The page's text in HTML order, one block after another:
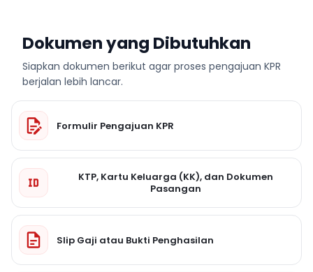
Dokumen yang Dibutuhkan
Siapkan dokumen berikut agar proses pengajuan KPR
berjalan lebih lancar.
Formulir Pengajuan KPR
KTP, Kartu Keluarga (KK), dan Dokumen
Pasangan
Slip Gaji atau Bukti Penghasilan